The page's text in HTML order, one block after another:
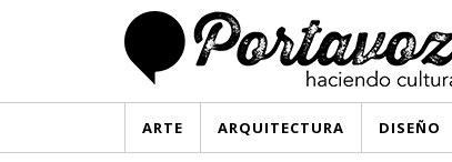
ARTE ARQUITECTURA DISEÑO